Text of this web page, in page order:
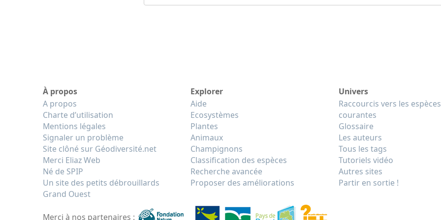
À propos
A propos
Charte d’utilisation
Mentions légales
Signaler un problème
Site clôné sur Géodiversité.net
Merci Eliaz Web
Né de SPIP
Un site des petits débrouillards
Grand Ouest
Explorer
Aide
Ecosystèmes
Plantes
Animaux
Champignons
Classification des espèces
Recherche avancée
Proposer des améliorations
Univers
Raccourcis vers les espèces
courantes
Glossaire
Les auteurs
Tous les tags
Tutoriels vidéo
Autres sites
Partir en sortie !
Merci à nos partenaires :